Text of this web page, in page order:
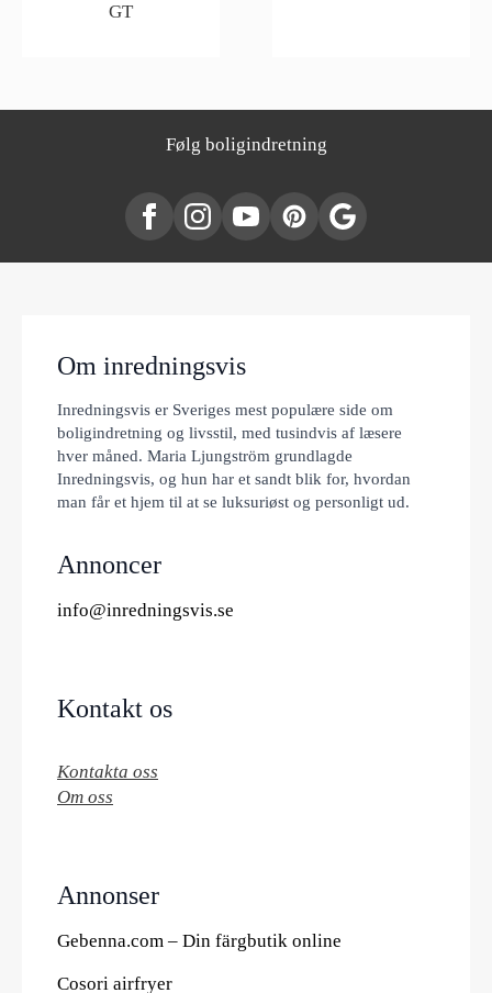
GT
Følg boligindretning
Om inredningsvis
Inredningsvis er Sveriges mest populære side om
boligindretning og livsstil, med tusindvis af læsere
hver måned. Maria Ljungström grundlagde
Inredningsvis, og hun har et sandt blik for, hvordan
man får et hjem til at se luksuriøst og personligt ud.
Annoncer
info@inredningsvis.se
Kontakt os
Kontakta oss
Om oss
Annonser
Gebenna.com – Din färgbutik online
Cosori airfryer